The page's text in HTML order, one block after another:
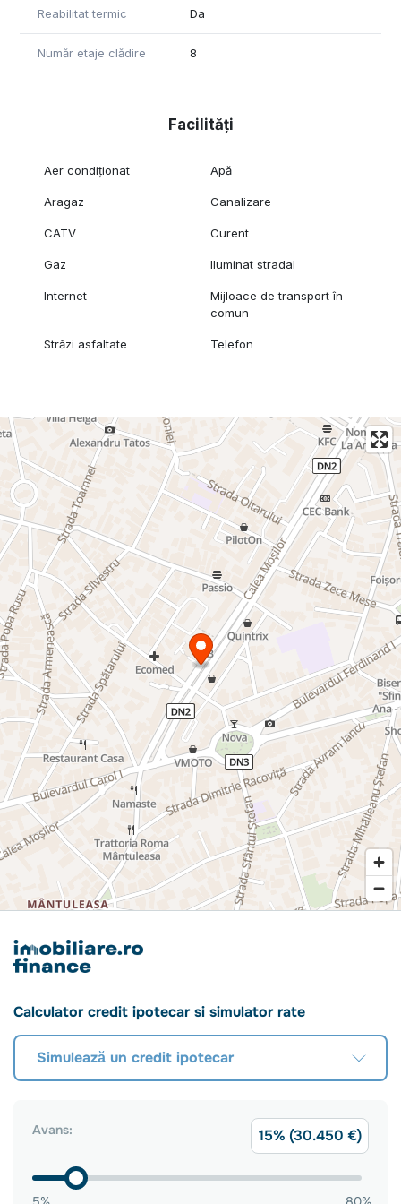
Reabilitat termic Da
Număr etaje clădire 8
Facilități
Aer condiționat Apă
Aragaz Canalizare
CATV Curent
Gaz Iluminat stradal
Internet
Mijloace de transport în
comun
Străzi asfaltate Telefon